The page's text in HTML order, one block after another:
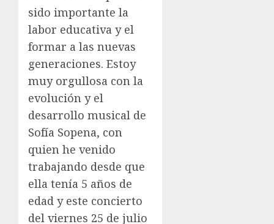
sido importante la
labor educativa y el
formar a las nuevas
generaciones. Estoy
muy orgullosa con la
evolución y el
desarrollo musical de
Sofía Sopena, con
quien he venido
trabajando desde que
ella tenía 5 años de
edad y este concierto
del viernes 25 de julio